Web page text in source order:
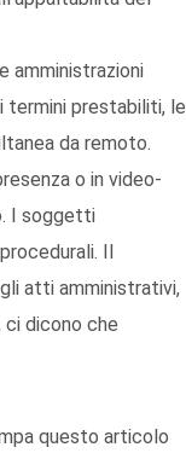
amministrazioni
termini prestabiliti, le
da remoto.
o in video-
I soggetti
Il
atti amministrativi,
ci dicono che
questo articolo